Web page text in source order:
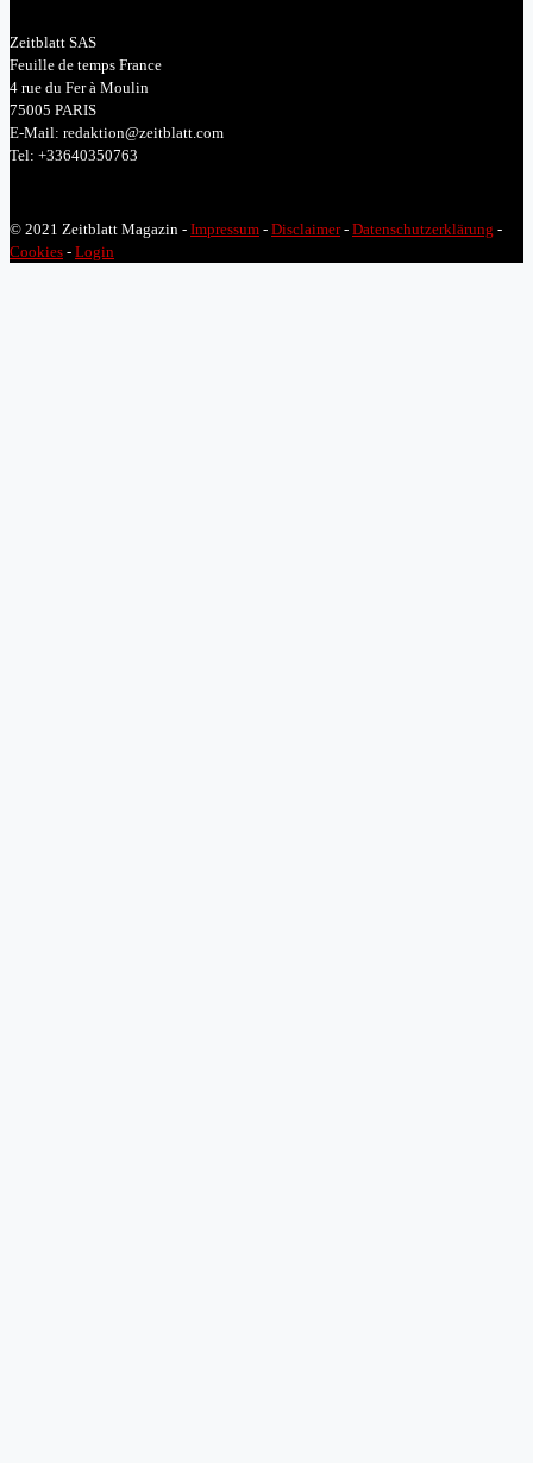
Zeitblatt SAS
Feuille de temps France
4 rue du Fer à Moulin
75005 PARIS
E-Mail: redaktion@zeitblatt.com
Tel: +33640350763
© 2021 Zeitblatt Magazin - Impressum - Disclaimer- Datenschutzerklärung -
Cookies - Login